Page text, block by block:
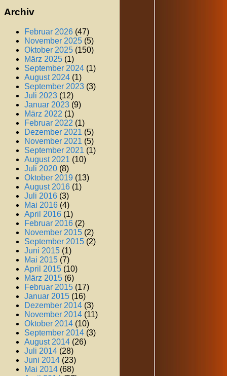
Archiv
Februar 2026 (47)
November 2025 (5)
Oktober 2025 (150)
März 2025 (1)
September 2024 (1)
August 2024 (1)
September 2023 (3)
Juli 2023 (12)
Januar 2023 (9)
März 2022 (1)
Februar 2022 (1)
Dezember 2021 (5)
November 2021 (5)
September 2021 (1)
August 2021 (10)
Juli 2020 (8)
Oktober 2019 (13)
August 2016 (1)
Juli 2016 (3)
Mai 2016 (4)
April 2016 (1)
Februar 2016 (2)
November 2015 (2)
September 2015 (2)
Juni 2015 (1)
Mai 2015 (7)
April 2015 (10)
März 2015 (6)
Februar 2015 (17)
Januar 2015 (16)
Dezember 2014 (3)
November 2014 (11)
Oktober 2014 (10)
September 2014 (3)
August 2014 (26)
Juli 2014 (28)
Juni 2014 (23)
Mai 2014 (68)